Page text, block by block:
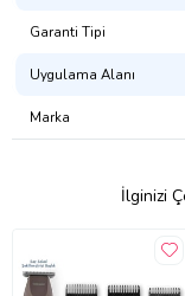
Garanti Tipi
Uygulama Alanı
Marka
İlginizi